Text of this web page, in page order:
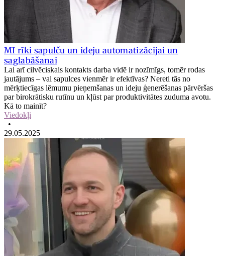
MI rīki sapulču un ideju automatizācijai un
saglabāšanai
Lai arī cilvēciskais kontakts darba vidē ir nozīmīgs, tomēr rodas
jautājums – vai sapulces vienmēr ir efektīvas? Nereti tās no
mērķtiecīgas lēmumu pieņemšanas un ideju ģenerēšanas pārvēršas
par birokrātisku rutīnu un kļūst par produktivitātes zuduma avotu.
Kā to mainīt?
Viedokļi
•
29.05.2025